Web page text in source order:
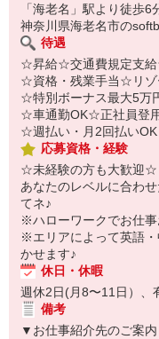
「海老名」駅より徒歩6
神奈川県海老名市の
待遇
☆昇給☆交通費規定支
☆資格・残業手当☆リゾ
☆特別ボーナス最大5万
☆車通勤OK☆正社員登
☆週払い・月2回払いOK
応募資格・経験
☆未経験の方も大歓迎
あなたのレベルに合わ
てネ♪
※ハローワークでお仕
※エリアによって英語
かせます♪
休日・休暇
週休2日(月8〜11日）、
備考
▼お仕事紹介先のご案内